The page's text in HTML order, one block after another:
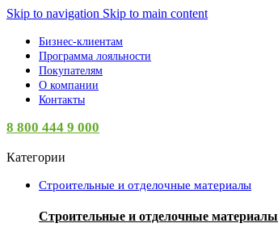
Skip to navigation Skip to main content
Бизнес-клиентам
Программа лояльности
Покупателям
О компании
Контакты
8 800 444 9 000
Категории
Строительные и отделочные материалы
Строительные и отделочные материалы